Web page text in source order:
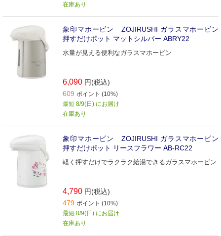
在庫あり
象印マホービン ZOJIRUSHI ガラスマホービン
押すだけポット マットシルバー ABRY22
水量が見える便利なガラスマホービン
6,090 円(税込)
609 ポイント (10%)
最短 8/9(日) にお届け
在庫あり
象印マホービン ZOJIRUSHI ガラスマホービン
押すだけポット リースフラワー AB-RC22
軽く押すだけでラクラク給湯できるガラスマホービン
4,790 円(税込)
479 ポイント (10%)
最短 8/9(日) にお届け
在庫あり